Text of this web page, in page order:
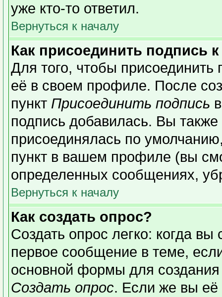
уже кто-то ответил.
Вернуться к началу
Как присоединить подпись
Для того, чтобы
её в своем профиле. После
пункт Присоединить подпись
подпись добавилась. Вы
присоединялась по
пункт в вашем профиле (вы
определенных сообщениях,
Вернуться к началу
Как создать опрос?
Создать опрос легко: когда вы
первое сообщение в теме,
основной формы для
Создать опрос. Если же вы её